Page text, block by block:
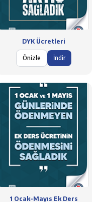
DYK Ücretleri
Önizle İndir
1 Ocak-Mayıs Ek Ders